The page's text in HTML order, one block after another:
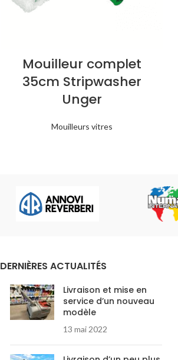
Mouilleur complet
35cm Stripwasher
Unger
Mouilleurs vitres
DERNIÈRES ACTUALITÉS
Livraison et mise en
service d’un nouveau
modèle
13 mai 2022